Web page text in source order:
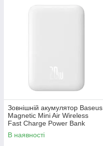
Зовнішній акумулятор Baseus
Magnetic Mini Air Wireless
Fast Charge Power Bank
6000mAh 20W Stellar
White（With Simple Series
В наявності